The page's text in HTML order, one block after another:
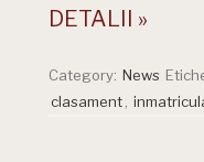
DETALII »
Category: News
clasament